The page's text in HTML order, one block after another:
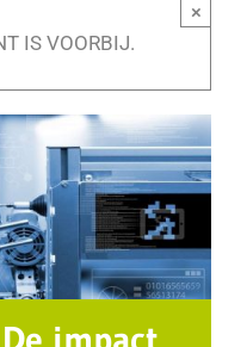
IS VOORBIJ.
×